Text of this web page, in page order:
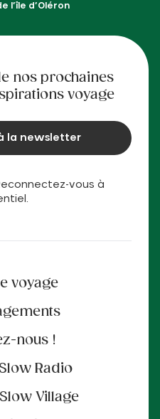
l’île d’Oléron
vous à
voyage
nous !
Radio
Village
nos prochaines
voyage
la newsletter